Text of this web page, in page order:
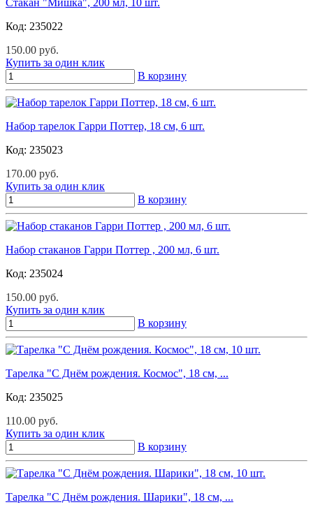
Стакан "Мишка", 200 мл, 10 шт.
Код: 235022
150.00 руб.
Купить за один клик
В корзину
Набор тарелок Гарри Поттер, 18 см, 6 шт.
Код: 235023
170.00 руб.
Купить за один клик
В корзину
Набор стаканов Гарри Поттер , 200 мл, 6 шт.
Код: 235024
150.00 руб.
Купить за один клик
В корзину
Тарелка "С Днём рождения. Космос", 18 см, ...
Код: 235025
110.00 руб.
Купить за один клик
В корзину
Тарелка "С Днём рождения. Шарики", 18 см, ...